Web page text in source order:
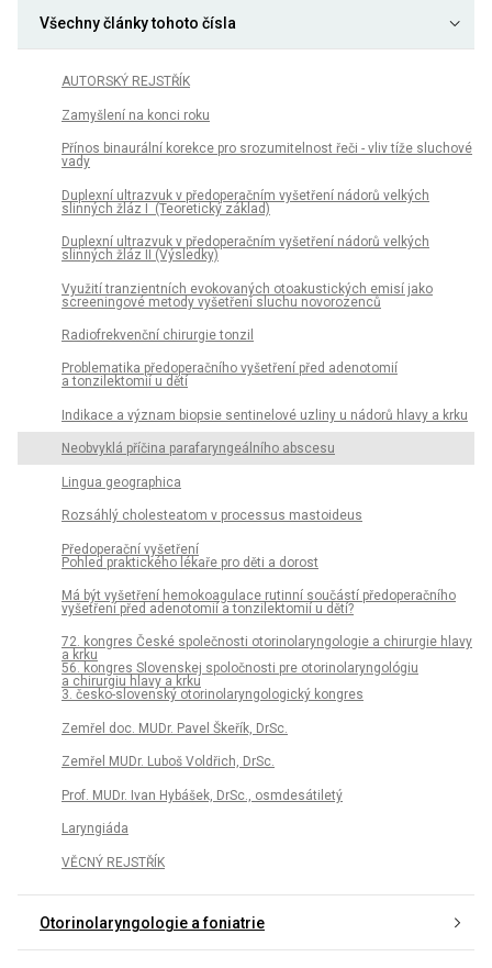
Všechny články tohoto čísla
AUTORSKÝ REJSTŘÍK
Zamyšlení na konci roku
Přínos binaurální korekce pro srozumitelnost řeči - vliv tíže sluchové
vady
Duplexní ultrazvuk v předoperačním vyšetření nádorů velkých
slinných žláz I (Teoretický základ)
Duplexní ultrazvuk v předoperačním vyšetření nádorů velkých
slinných žláz II (Výsledky)
Využití tranzientních evokovaných otoakustických emisí jako
screeningové metody vyšetření sluchu novorozenců
Radiofrekvenční chirurgie tonzil
Problematika předoperačního vyšetření před adenotomií
a tonzilektomií u dětí
Indikace a význam biopsie sentinelové uzliny u nádorů hlavy a krku
Neobvyklá příčina parafaryngeálního abscesu
Lingua geographica
Rozsáhlý cholesteatom v processus mastoideus
Předoperační vyšetření
Pohled praktického lékaře pro děti a dorost
Má být vyšetření hemokoagulace rutinní součástí předoperačního
vyšetření před adenotomií a tonzilektomií u dětí?
72. kongres České společnosti otorinolaryngologie a chirurgie hlavy
a krku
56. kongres Slovenskej spoločnosti pre otorinolaryngológiu
a chirurgiu hlavy a krku
3. česko-slovenský otorinolaryngologický kongres
Zemřel doc. MUDr. Pavel Škeřík, DrSc.
Zemřel MUDr. Luboš Voldřich, DrSc.
Prof. MUDr. Ivan Hybášek, DrSc., osmdesátiletý
Laryngiáda
VĚCNÝ REJSTŘÍK
Otorinolaryngologie a foniatrie